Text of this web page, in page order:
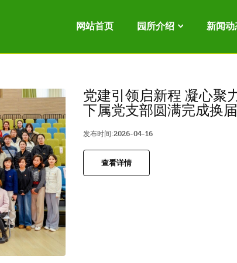
网站首页 园所介绍 新闻动
党建引领启新程 凝心聚
下属党支部圆满完成换
发布时间:2026-04-16
查看详情